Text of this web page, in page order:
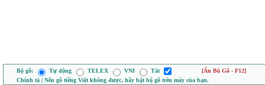
Bộ gõ: Tự động TELEX VNI Tắt
[Ẩn Bộ Gõ - F12]
Chính tả | Nếu gõ tiếng Việt không được, hãy bật bộ gõ trên máy của bạn.